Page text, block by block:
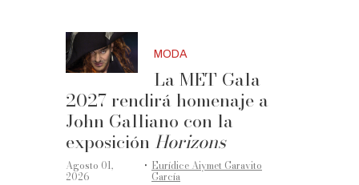
MODA
La MET Gala
2027 rendirá homenaje a
John Galliano con la
exposición Horizons
Agosto 01,
2026 ·Eurídice Aiymet Garavito
García